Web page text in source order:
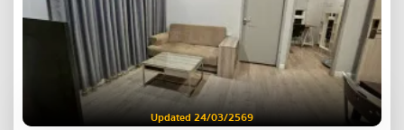
Updated 24/03/2569